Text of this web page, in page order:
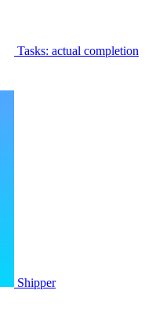
Tasks: actual completion
Shipper